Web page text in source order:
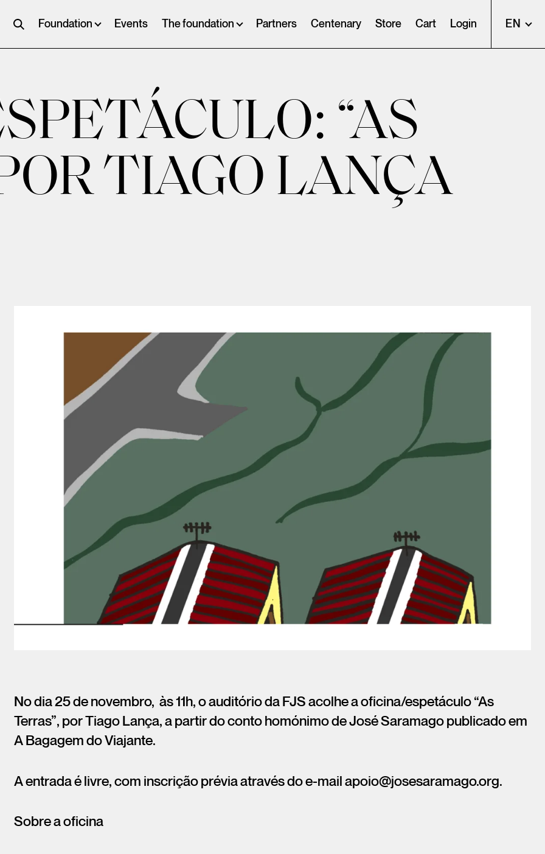
Foundation Events The foundation Partners Centenary Store Cart Login EN
“AS
TIAGO LANÇA
No dia 25 de novembro, às 11h, o auditório da FJS acolhe a oficina/espetáculo “As
Terras”, por Tiago Lança, a partir do conto homónimo de José Saramago publicado em
A Bagagem do Viajante.
A entrada é livre, com inscrição prévia através do e-mail apoio@josesaramago.org.
Sobre a oficina